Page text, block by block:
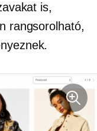
is,
rangsorolható,